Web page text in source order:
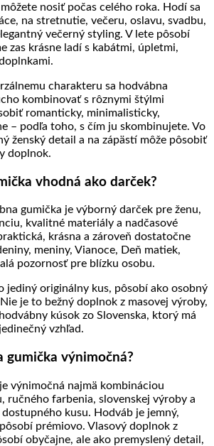
nosiť počas celého roka. Hodí sa
na stretnutie, večeru, oslavu, svadbu,
večerný styling. V lete pôsobí
zas krásne ladí s kabátmi, úpletmi,
charakteru sa hodvábna
kombinovať s rôznymi štýlmi
romanticky, minimalisticky,
– podľa toho, s čím ju skombinujete. Vo
ženský detail a na zápästí môže pôsobiť
doplnok.
vhodná ako darček?
gumička je výborný darček pre ženu,
kvalitné materiály a nadčasové
krásna a zároveň dostatočne
meniny, Vianoce, Deň matiek,
pozornosť pre blízku osobu.
jediný originálny kus, pôsobí ako osobný
je to bežný doplnok z masovej výroby,
kúsok zo Slovenska, ktorý má
vzhľad.
gumička výnimočná?
výnimočná najmä kombináciou
ručného farbenia, slovenskej výroby a
kusu. Hodváb je jemný,
prémiovo. Vlasový doplnok z
obyčajne, ale ako premyslený detail,